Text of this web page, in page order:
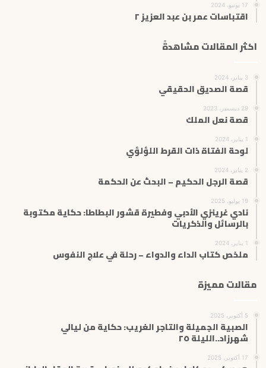
17 يونيو، 2024
اقتباسات عمر بن عبد العزيز ٢
اكثر المقالات مشاهدةً
3 يناير، 2024
قصة الصديق الحقيقي
29 ديسمبر، 2023
قصة نعل الملك
1 يناير، 2024
لوحة الفتاة ذات القرط اللؤلؤي
2 يناير، 2024
قصة الرجل الحكيم – البحث عن الحكمة
19 يوليو، 2025
نادي غرينزي الأدبي وفطيرة قشور البطاطا: حكاية مكتوبة
بالرسائل والذكريات
1 يناير، 2024
ملخص كتاب الداء والدواء – رحلة في علاج النفوس
مقالات مميزة
5 أكتوبر، 2025
الصبية الجميلة والتاجر الغريب: حكاية من ليالي
شهرزاد..الليلة ٢٥
17 أكتوبر، 2025